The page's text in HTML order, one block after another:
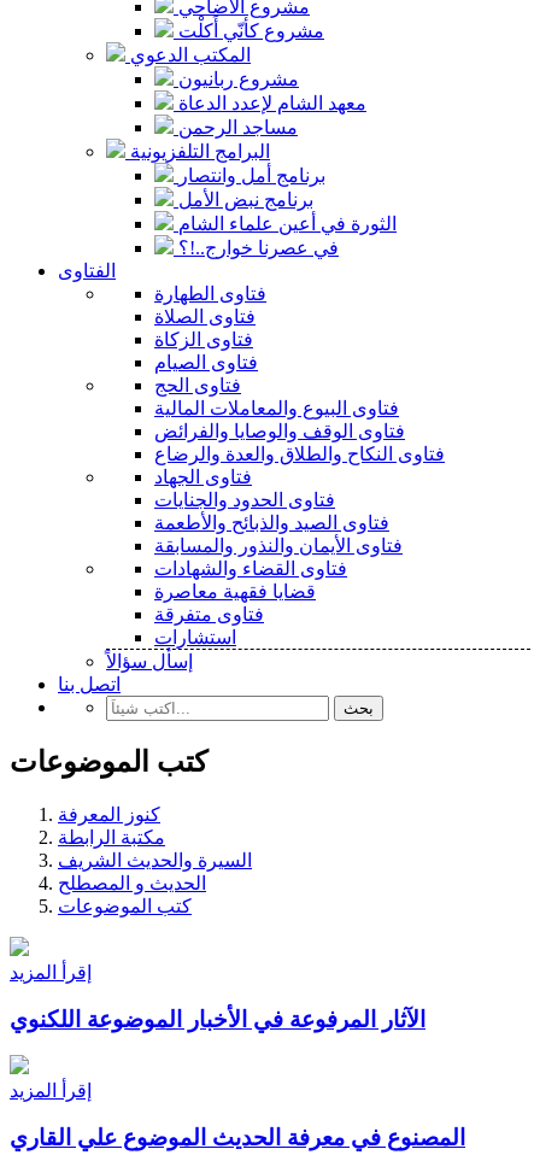
مشروع الأضاحي
مشروع كأنّي أَكلْت
المكتب الدعوي
مشروع ربانيون
معهد الشام لإعدد الدعاة
مساجد الرحمن
البرامج التلفزيونية
برنامج أمل وانتصار
برنامج نبض الأمل
الثورة في أعين علماء الشام
في عصرنا خوارج..!؟
الفتاوى
فتاوى الطهارة
فتاوى الصلاة
فتاوى الزكاة
فتاوى الصيام
فتاوى الحج
فتاوى البيوع والمعاملات المالية
فتاوى الوقف والوصايا والفرائض
فتاوى النكاح والطلاق والعدة والرضاع
فتاوى الجهاد
فتاوى الحدود والجنايات
فتاوى الصيد والذبائح والأطعمة
فتاوى الأيمان والنذور والمسابقة
فتاوى القضاء والشهادات
قضايا فقهية معاصرة
فتاوى متفرقة
استشارات
إسأل سؤالاً
اتصل بنا
بحث
كتب الموضوعات
كنوز المعرفة
مكتبة الرابطة
السيرة والحديث الشريف
الحديث و المصطلح
كتب الموضوعات
إقرأ المزيد
الآثار المرفوعة في الأخبار الموضوعة اللكنوي
إقرأ المزيد
المصنوع في معرفة الحديث الموضوع علي القاري